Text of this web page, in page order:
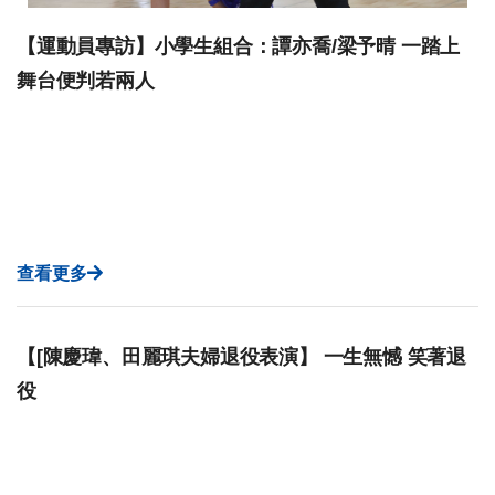
【運動員專訪】小學生組合：譚亦喬/梁予晴 一踏上
舞台便判若兩人
查看更多
【[陳慶瑋、田麗琪夫婦退役表演】 一生無憾 笑著退
役